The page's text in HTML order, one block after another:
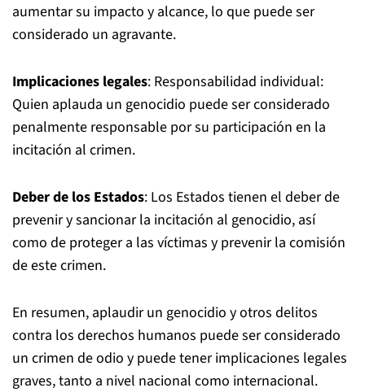
aumentar su impacto y alcance, lo que puede ser
considerado un agravante.
Implicaciones legales: Responsabilidad individual:
Quien aplauda un genocidio puede ser considerado
penalmente responsable por su participación en la
incitación al crimen.
Deber de los Estados: Los Estados tienen el deber de
prevenir y sancionar la incitación al genocidio, así
como de proteger a las víctimas y prevenir la comisión
de este crimen.
En resumen, aplaudir un genocidio y otros delitos
contra los derechos humanos puede ser considerado
un crimen de odio y puede tener implicaciones legales
graves, tanto a nivel nacional como internacional.